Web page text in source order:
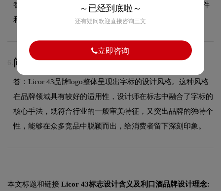
答：交付文件包含JPG、PDF、AI、PNG等多种格式的源文件
和展示文件，满足您在不同场景的使用需求。
6. 问：Licor 43的品牌logo属于什么设计风格？
答：Licor 43品牌logo整体呈现出字标的设计风格。这种风格
在品牌领域具有较好的适用性，设计师在标志中融合了字标的
核心手法，既符合行业的一般审美特征，又突出品牌的独特个
性，能够在众多竞品中脱颖而出，给消费者留下深刻印象。
本文标题和链接 Licor 43标志设计含义及利口酒品牌设计理念:
～已经到底啦～
还有疑问欢迎直接咨询三文
立即咨询